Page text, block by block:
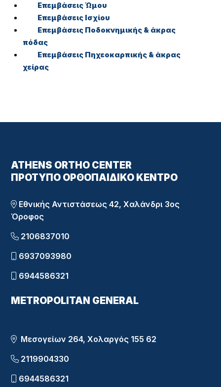
Επεμβάσεις Ώμου
Επεμβάσεις Ισχίου
Επεμβάσεις Ποδοκνημικής & άκρας
πόδας
Επεμβάσεις Πηχεοκαρπικής & άκρας
χείρας
ATHENS ORTHO CENTER
ΠΡΌΤΥΠΟ ΟΡΘΟΠΑΙΔΙΚΌ ΚΈΝΤΡΟ
Εθνικής Αντιστάσεως 42, Χαλάνδρι 3ος
Όροφος
2106837010
6937093980
6944586321
METROPOLITAN GENERAL
Μεσογείων 264, Χολαργός 155 62
2119904330
6944586321